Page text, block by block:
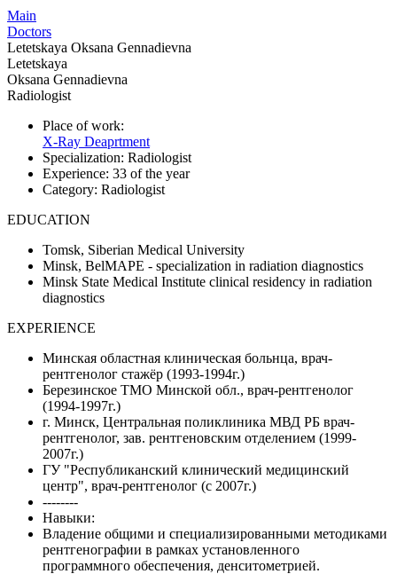
Main
Doctors
Letetskaya Oksana Gennadievna
Letetskaya
Oksana Gennadievna
Radiologist
Place of work:
X-Ray Deaprtment
Specialization: Radiologist
Experience: 33 of the year
Category: Radiologist
EDUCATION
Tomsk, Siberian Medical University
Minsk, BelMAPE - specialization in radiation diagnostics
Minsk State Medical Institute clinical residency in radiation
diagnostics
EXPERIENCE
Минская областная клиническая больнца, врач-
рентгенолог стажёр (1993-1994г.)
Березинское ТМО Минской обл., врач-рентгенолог
(1994-1997г.)
г. Минск, Центральная поликлиника МВД РБ врач-
рентгенолог, зав. рентгеновским отделением (1999-
2007г.)
ГУ "Республиканский клинический медицинский
центр", врач-рентгенолог (с 2007г.)
--------
Навыки:
Владение общими и специализированными методиками
рентгенографии в рамках установленного
программного обеспечения, денситометрией.